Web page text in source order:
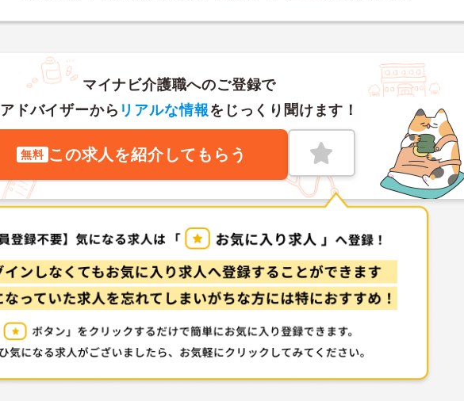
マイナビ介護職へのご登録で
アドバイザーから リアルな情報をじっくり聞けます！
無料 この求人を紹介してもらう